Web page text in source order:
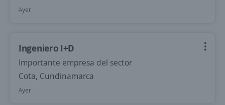
Ayer
Ingeniero I+D
Importante empresa del sector
Cota, Cundinamarca
Ayer